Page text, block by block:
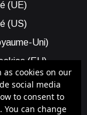
(UE)
(US)
Uni)
(EU)
(US)
Capitale
cookies on our
social media
to consent to
can change